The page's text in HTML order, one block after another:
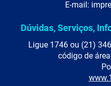
E-mail:
Dúvidas, Serviços,
Ligue 1746 ou (21)
código de